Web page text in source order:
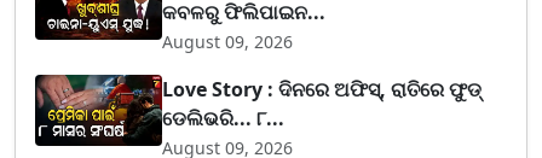
କବଳରୁ ଫିଲିପାଇନ...
August 09, 2026
Love Story : ଦିନରେ ଅଫିସ୍, ରାତିରେ ଫୁଡ୍
ଡେଲିଭରି... ୮...
August 09, 2026